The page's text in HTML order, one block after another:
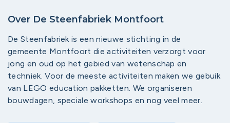
Over De Steenfabriek Montfoort
De Steenfabriek is een nieuwe stichting in de
gemeente Montfoort die activiteiten verzorgt voor
jong en oud op het gebied van wetenschap en
techniek. Voor de meeste activiteiten maken we gebuik
van LEGO education pakketten. We organiseren
bouwdagen, speciale workshops en nog veel meer.